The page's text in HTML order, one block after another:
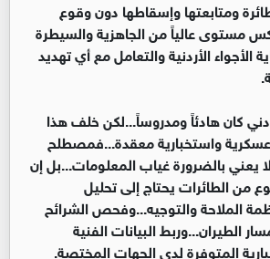
ومتابعتها وإسقاطها دون وقوع
مستوى عالياً من الجاهزية والسيطرة
الأجواء الأردنية والتعامل مع أي تهديد
كان هادئاً ومدروساً...لكن خلف هذا
عسكرية واستخبارية معقدة...فمصطلح
يعني بالضرورة غياب المعلومات...بل إن
من الطائرات يحتاج إلى تحليل
الملاحة والتوجيه...وفحص الشرائح
الطيران...وربط البيانات الفنية
المتوفرة لدى الجهات المختصة.